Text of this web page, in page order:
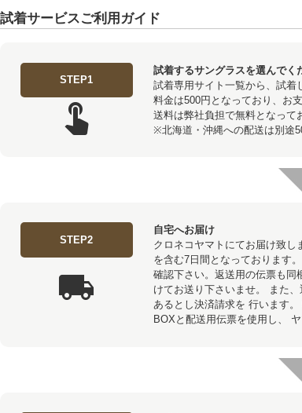
試着サービスご利用ガイド
STEP1
touch_app
試着するサングラスを選んでく
試着専用サイト一覧から、試着
料金は500円となっており、お
送料は弊社負担で無料となって
※北海道・沖縄への配送は別途
STEP2
local_shipping
自宅へお届け
クロネコヤマトにてお届け致
を含む7日間となっております
確認下さい。返送用の伝票も同
けてお送り下さいませ。 また
あるとし決済請求を 行います
BOXと配送用伝票を使用し、